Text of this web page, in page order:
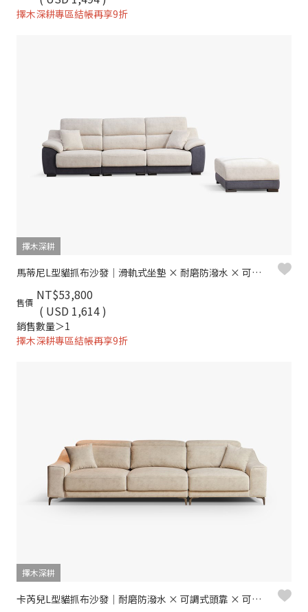
擇木深耕專區結帳再享9折
擇木深耕
馬蒂尼L型貓抓布沙發｜滑軌式坐墊 × 耐磨防潑水 × 可拆洗布套 – 擇木深耕
售價 NT$53,800
( USD 1,614 )
銷售數量＞1
擇木深耕專區結帳再享9折
擇木深耕
卡芮兒L型貓抓布沙發｜耐磨防潑水 × 可調式頭靠 × 可拆洗布套 – 擇木深耕